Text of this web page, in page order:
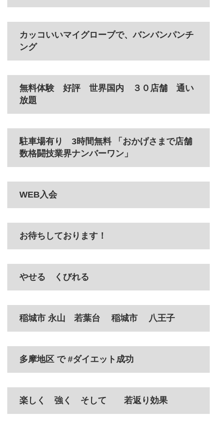
カッコいいマイグローブで、バンバンパンチ
ング
無料体験 好評 世界国内 ３０店舗 通い
放題
駐車場有り 3時間無料 「おかげさまで店舗
数格闘技業界ナンバーワン」
WEB入会
お待ちしております！
やせる くびれる
稲城市 永山 若葉台 稲城市 八王子
多摩地区 で #ダイエット成功
楽しく 強く そして 若返り効果